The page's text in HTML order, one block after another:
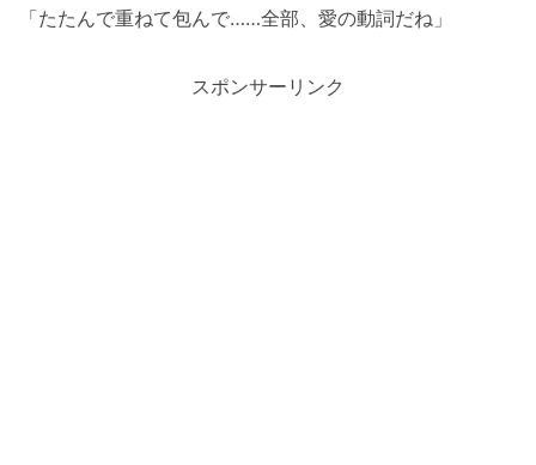
「たたんで重ねて包んで……全部、愛の動詞だね」
スポンサーリンク